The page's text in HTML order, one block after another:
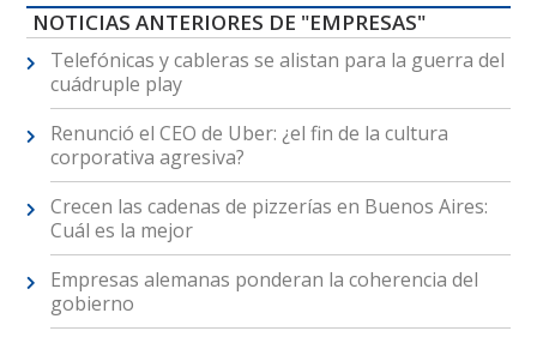
NOTICIAS ANTERIORES DE "EMPRESAS"
Telefónicas y cableras se alistan para la guerra del
cuádruple play
Renunció el CEO de Uber: ¿el fin de la cultura
corporativa agresiva?
Crecen las cadenas de pizzerías en Buenos Aires:
Cuál es la mejor
Empresas alemanas ponderan la coherencia del
gobierno